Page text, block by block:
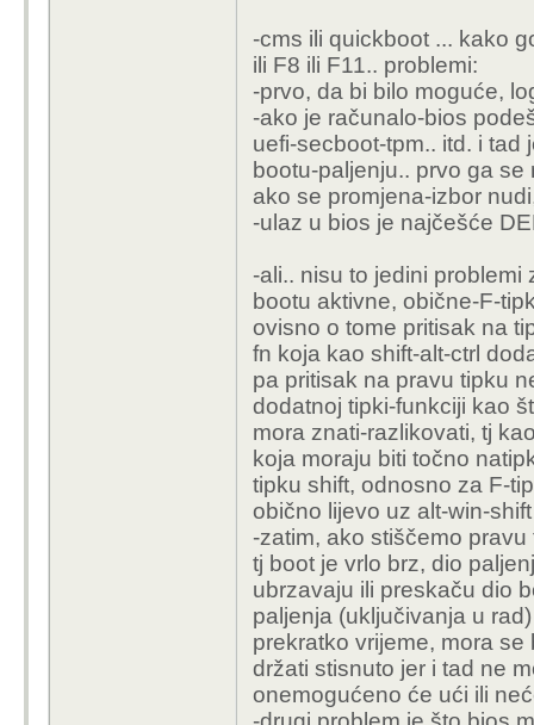
-cms ili quickboot ... kako
ili F8 ili F11.. problemi:
-prvo, da bi bilo moguće,
-ako je računalo-bios
uefi-secboot-tpm.. itd. i tad
bootu-paljenju.. prvo ga
ako se promjena-izbor
-ulaz u bios je najčešće
-ali.. nisu to jedini problemi
bootu aktivne, obične-F-
ovisno o tome pritisak na
fn koja kao shift-alt-ctrl
pa pritisak na pravu tipku
dodatnoj tipki-funkciji kao
mora znati-razlikovati, tj
koja moraju biti točno
tipku shift, odnosno za F-
obično lijevo uz alt-win-
-zatim, ako stiščemo
tj boot je vrlo brz, dio
ubrzavaju ili preskaču dio
paljenja (uključivanja u
prekratko vrijeme, mora se
držati stisnuto jer i tad ne
onemogućeno će ući ili